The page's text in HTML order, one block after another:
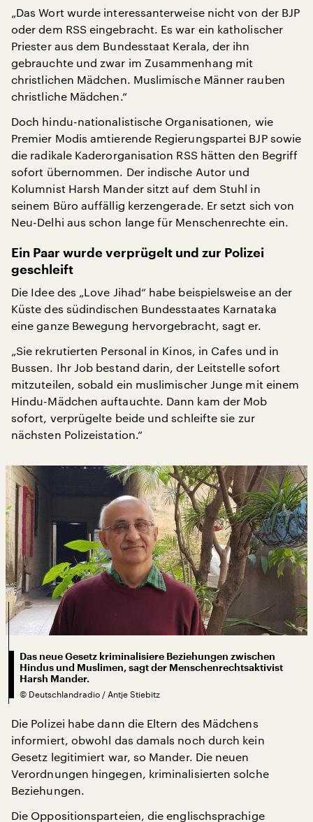
„Das Wort wurde interessanterweise nicht von der BJP
oder dem RSS eingebracht. Es war ein katholischer
Priester aus dem Bundesstaat Kerala, der ihn
gebrauchte und zwar im Zusammenhang mit
christlichen Mädchen. Muslimische Männer rauben
christliche Mädchen.“
Doch hindu-nationalistische Organisationen, wie
Premier Modis amtierende Regierungspartei BJP sowie
die radikale Kaderorganisation RSS hätten den Begriff
sofort übernommen. Der indische Autor und
Kolumnist Harsh Mander sitzt auf dem Stuhl in
seinem Büro auffällig kerzengerade. Er setzt sich von
Neu-Delhi aus schon lange für Menschenrechte ein.
Ein Paar wurde verprügelt und zur Polizei
geschleift
Die Idee des „Love Jihad“ habe beispielsweise an der
Küste des südindischen Bundesstaates Karnataka
eine ganze Bewegung hervorgebracht, sagt er.
„Sie rekrutierten Personal in Kinos, in Cafes und in
Bussen. Ihr Job bestand darin, der Leitstelle sofort
mitzuteilen, sobald ein muslimischer Junge mit einem
Hindu-Mädchen auftauchte. Dann kam der Mob
sofort, verprügelte beide und schleifte sie zur
nächsten Polizeistation.“
Das neue Gesetz kriminalisiere Beziehungen zwischen
Hindus und Muslimen, sagt der Menschenrechtsaktivist
Harsh Mander.
© Deutschlandradio / Antje Stiebitz
Die Polizei habe dann die Eltern des Mädchens
informiert, obwohl das damals noch durch kein
Gesetz legitimiert war, so Mander. Die neuen
Verordnungen hingegen, kriminalisierten solche
Beziehungen.
Die Oppositionsparteien, die englischsprachige